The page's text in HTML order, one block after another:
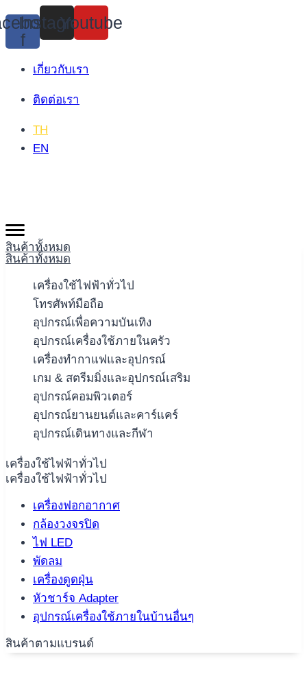
Skip
to
content
f
Instagram
Youtube
เกี่ยวกับเรา
ติดต่อเรา
TH
EN
สินค้าทั้งหมด
สินค้าทั้งหมด
เครื่องใช้ไฟฟ้าทั่วไป
โทรศัพท์มือถือ
อุปกรณ์เพื่อความบันเทิง
อุปกรณ์เครื่องใช้ภายในครัว
เครื่องทำกาแฟและอุปกรณ์
เกม & สตรีมมิ่งและอุปกรณ์เสริม
อุปกรณ์คอมพิวเตอร์
อุปกรณ์ยานยนต์และคาร์แคร์
อุปกรณ์เดินทางและกีฬา
เครื่องใช้ไฟฟ้าทั่วไป
เครื่องใช้ไฟฟ้าทั่วไป
เครื่องฟอกอากาศ
กล้องวงจรปิด
ไฟ LED
พัดลม
เครื่องดูดฝุ่น
หัวชาร์จ Adapter
อุปกรณ์เครื่องใช้ภายในบ้านอื่นๆ
สินค้าตามแบรนด์